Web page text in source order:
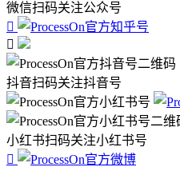
微信扫码关注公众号


抖音扫码关注抖音号
小红书扫码关注小红书号
